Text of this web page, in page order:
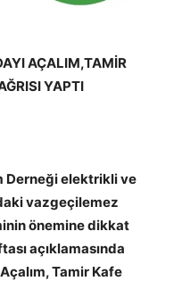
AÇALIM,TAMİR
YAPTI
Derneği elektrikli ve
vazgeçilemez
önemine dikkat
açıklamasında
Tamir Kafe